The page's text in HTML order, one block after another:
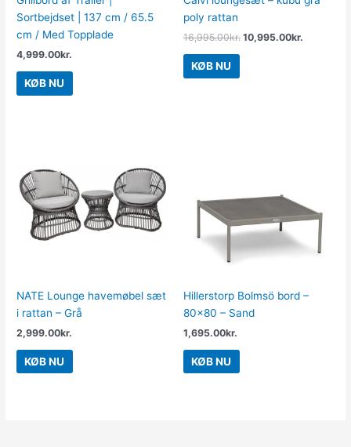
Sortbejdset | 137 cm / 65.5
cm / Med Topplade
4,999.00kr.
KØB NU
poly rattan
16,995.00kr. 10,995.00kr.
KØB NU
NATE Lounge havemøbel sæt
i rattan – Grå
2,999.00kr.
KØB NU
Hillerstorp Bolmsö bord –
80×80 – Sand
1,695.00kr.
KØB NU